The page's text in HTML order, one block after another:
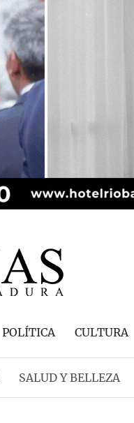
POLÍTICA CULTURA
SALUD Y BELLEZA